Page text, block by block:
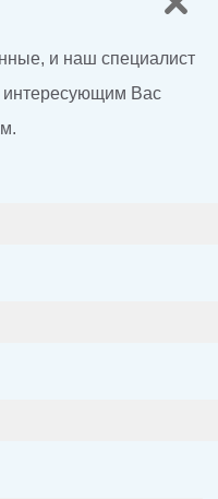
и наш специалист
интересующим Вас